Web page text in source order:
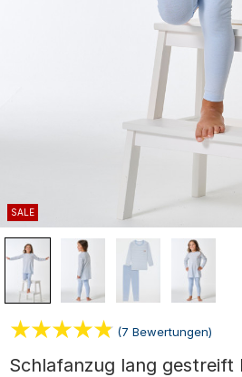
SALE
(7 Bewertungen)
Schlafanzug lang gestreift